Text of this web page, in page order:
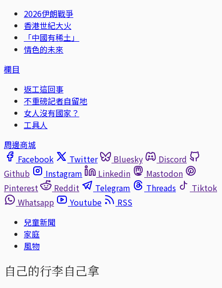
2026伊朗戰爭
香港世紀大火
「中國有稀土」
情色的未來
欄目
返工這回事
不重磅記者自留地
女人沒有國家？
工具人
周邊商城
Facebook
Twitter Bluesky
Discord
Github
Instagram Linkedin
Mastodon
Pinterest
Reddit Telegram Threads
Tiktok
Whatsapp
Youtube
RSS
兒童新聞
家庭
風物
自己的行李自己拿